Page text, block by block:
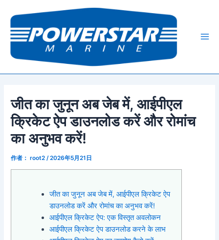
जीत का जुनून अब जेब में, आईपीएल
क्रिकेट ऐप डाउनलोड करें और रोमांच
का अनुभव करें!
作者： root2 /2026年5月21日
जीत का जुनून अब जेब में, आईपीएल क्रिकेट ऐप
डाउनलोड करें और रोमांच का अनुभव करें!
आईपीएल क्रिकेट ऐप: एक विस्तृत अवलोकन
आईपीएल क्रिकेट ऐप डाउनलोड करने के लाभ
navigation